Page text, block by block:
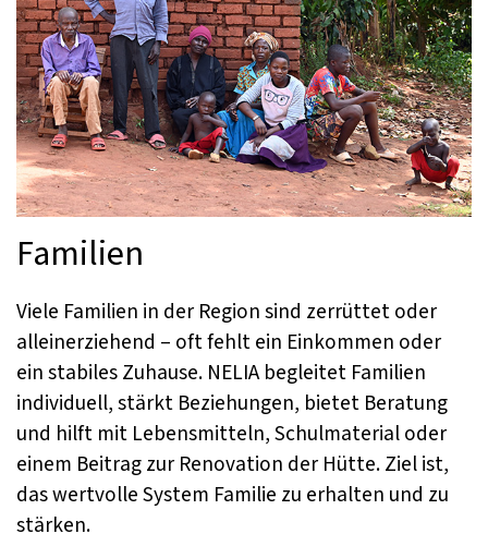
Familien
Viele Familien in der Region sind zerrüttet oder
alleinerziehend – oft fehlt ein Einkommen oder
ein stabiles Zuhause. NELIA begleitet Familien
individuell, stärkt Beziehungen, bietet Beratung
und hilft mit Lebensmitteln, Schulmaterial oder
einem Beitrag zur Renovation der Hütte. Ziel ist,
das wertvolle System Familie zu erhalten und zu
stärken.